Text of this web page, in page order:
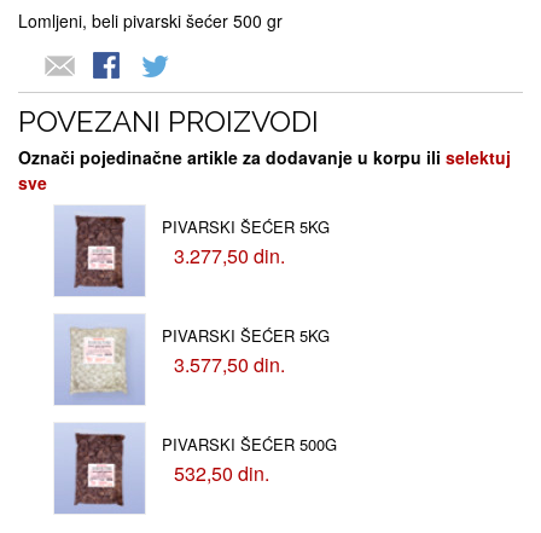
Lomljeni, beli pivarski šećer 500 gr
POVEZANI PROIZVODI
Označi pojedinačne artikle za dodavanje u korpu ili selektuj
sve
PIVARSKI ŠEĆER 5KG
3.277,50 din.
PIVARSKI ŠEĆER 5KG
3.577,50 din.
PIVARSKI ŠEĆER 500G
532,50 din.